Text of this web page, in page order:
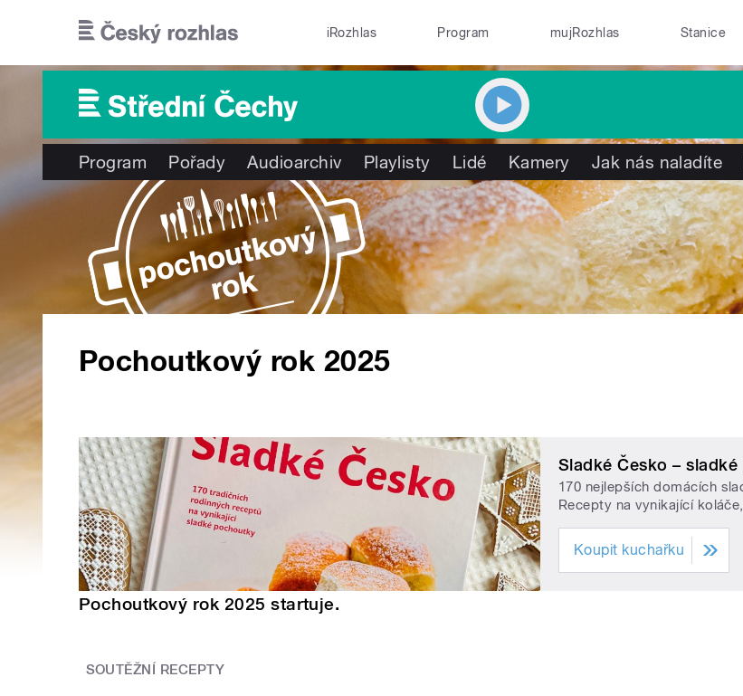
iRozhlas Program mujRozhlas Stanice
Program Pořady Audioarchiv Playlisty Lidé Kamery Jak nás naladíte
Pochoutkový rok 2025
Sladké Česko –
170 nejlepších domácích
Recepty na vynikající
Koupit kuchařku
Pochoutkový rok 2025 startuje.
SOUTĚŽNÍ RECEPTY